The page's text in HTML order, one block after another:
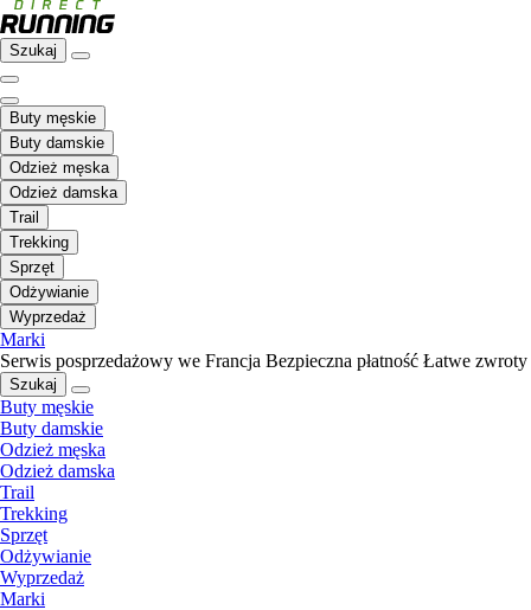
Szukaj
Buty męskie
Buty damskie
Odzież męska
Odzież damska
Trail
Trekking
Sprzęt
Odżywianie
Wyprzedaż
Marki
Serwis posprzedażowy we Francja Bezpieczna płatność Łatwe zwroty
Szukaj
Buty męskie
Buty damskie
Odzież męska
Odzież damska
Trail
Trekking
Sprzęt
Odżywianie
Wyprzedaż
Marki